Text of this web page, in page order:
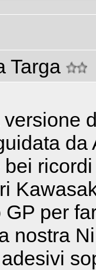
Targa
bei
per
nostra